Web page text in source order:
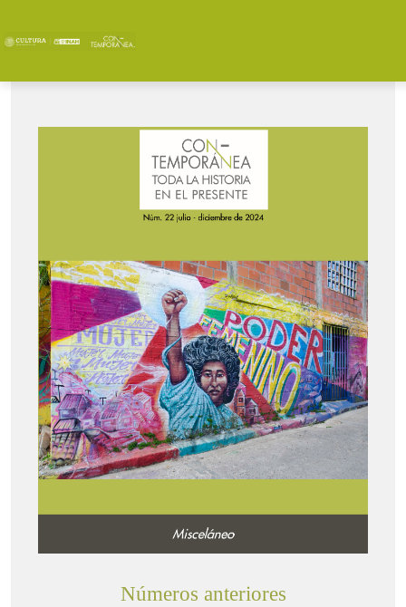
Números anteriores